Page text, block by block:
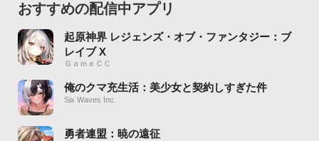
おすすめの配信中アプリ
起原神界 レジェンズ・オブ・ファンタジー：ブ
レイブ X
ＧａｍｅＣＣ
俺のクマ充生活：美少女と契約しすぎた件
Six Waves Inc.
勇者連盟：暁の遠征